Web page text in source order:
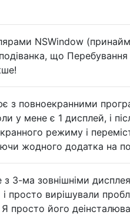
NSWindow
що
з повноекранними
у мене є 1 дисплей, і
режиму і
жодного додатка на
3-ма зовнішніми
просто вирішували
просто його